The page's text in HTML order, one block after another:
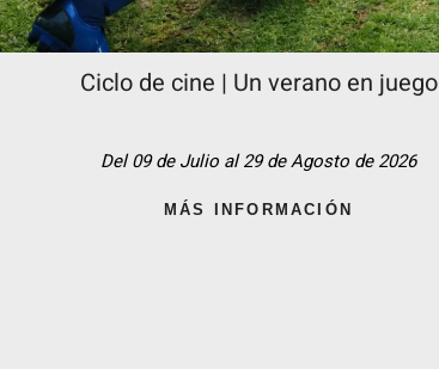
Ciclo de cine | Un verano en juego
Del 09 de Julio al 29 de Agosto de 2026
MÁS INFORMACIÓN